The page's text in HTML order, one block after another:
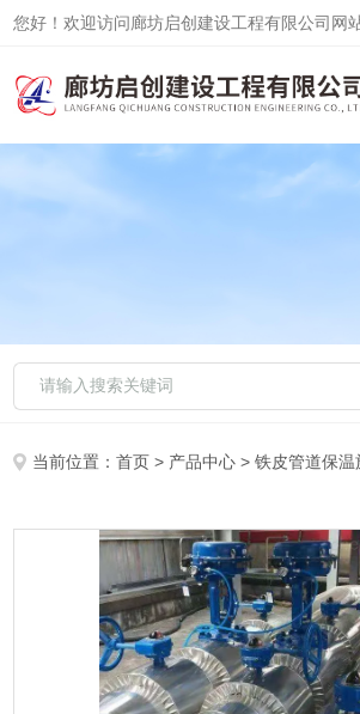
您好！欢迎访问廊坊启创建设工程有限公司网
当前位置：首页 > 产品中心 >铁皮管道保温